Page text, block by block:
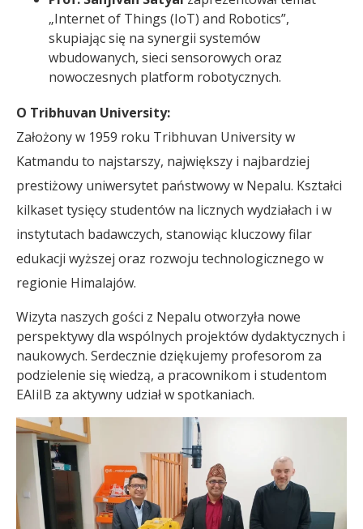
„Internet of Things (IoT) and Robotics”,
skupiając się na synergii systemów
wbudowanych, sieci sensorowych oraz
nowoczesnych platform robotycznych.
O Tribhuvan University:
Założony w 1959 roku Tribhuvan University w
Katmandu to najstarszy, największy i najbardziej
prestiżowy uniwersytet państwowy w Nepalu. Kształci
kilkaset tysięcy studentów na licznych wydziałach i w
instytutach badawczych, stanowiąc kluczowy filar
edukacji wyższej oraz rozwoju technologicznego w
regionie Himalajów.
Wizyta naszych gości z Nepalu otworzyła nowe
perspektywy dla wspólnych projektów dydaktycznych i
naukowych. Serdecznie dziękujemy profesorom za
podzielenie się wiedzą, a pracownikom i studentom
EAIiIB za aktywny udział w spotkaniach.